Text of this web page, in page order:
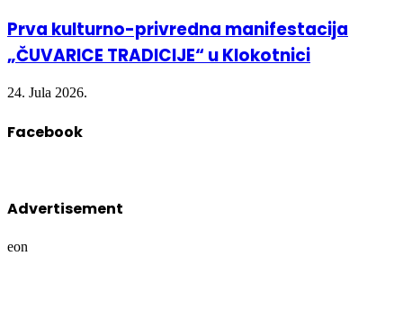
Prva kulturno-privredna manifestacija
„ČUVARICE TRADICIJE“ u Klokotnici
24. Jula 2026.
Facebook
Advertisement
eon